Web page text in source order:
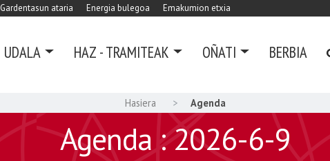
Gardentasun ataria Energia bulegoa Emakumion etxia
UDALA HAZ - TRAMITEAK OÑATI BERBIA
Hasiera Agenda
Agenda : 2026-6-9